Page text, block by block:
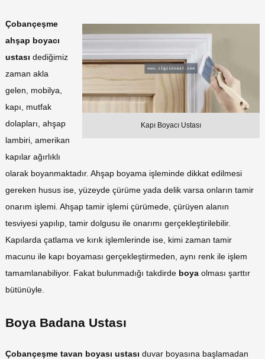
Kapı Boyacı Ustası
Çobançeşme
ahşap boyacı
ustası dediğimiz
zaman akla
gelen, mobilya,
kapı, mutfak
dolapları, ahşap
lambiri, amerikan
kapılar ağırlıklı
olarak boyanmaktadır. Ahşap boyama işleminde dikkat edilmesi
gereken husus ise, yüzeyde çürüme yada delik varsa onların tamir
onarım işlemi. Ahşap tamir işlemi çürümede, çürüyen alanın
tesviyesi yapılıp, tamir dolgusu ile onarımı gerçekleştirilebilir.
Kapılarda çatlama ve kırık işlemlerinde ise, kimi zaman tamir
macunu ile kapı boyaması gerçekleştirmeden, aynı renk ile işlem
tamamlanabiliyor. Fakat bulunmadığı takdirde boya olması şarttır
bütünüyle.
Boya Badana Ustası
Çobançeşme tavan boyası ustası duvar boyasına başlamadan